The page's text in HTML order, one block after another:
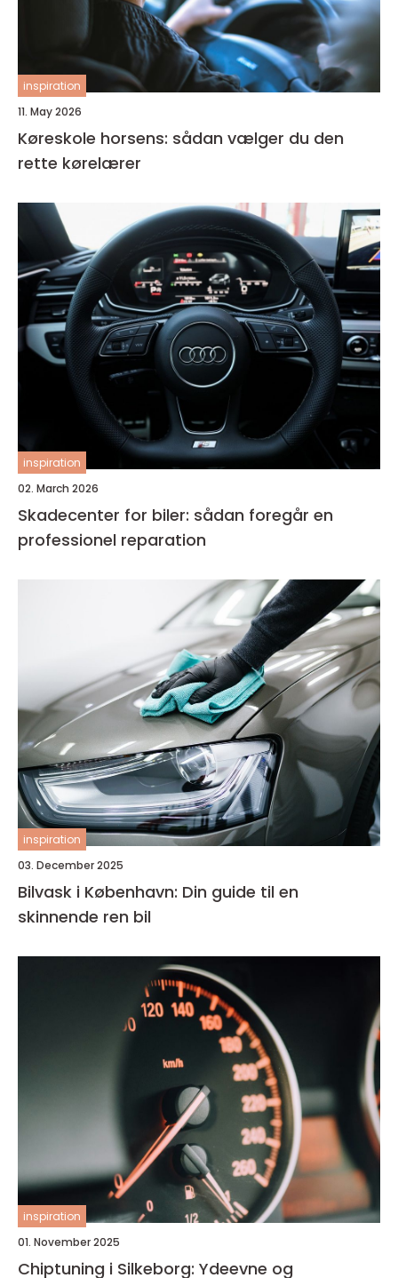
inspiration
11. May 2026
Køreskole horsens: sådan vælger du den
rette kørelærer
inspiration
02. March 2026
Skadecenter for biler: sådan foregår en
professionel reparation
inspiration
03. December 2025
Bilvask i København: Din guide til en
skinnende ren bil
inspiration
01. November 2025
Chiptuning i Silkeborg: Ydeevne og